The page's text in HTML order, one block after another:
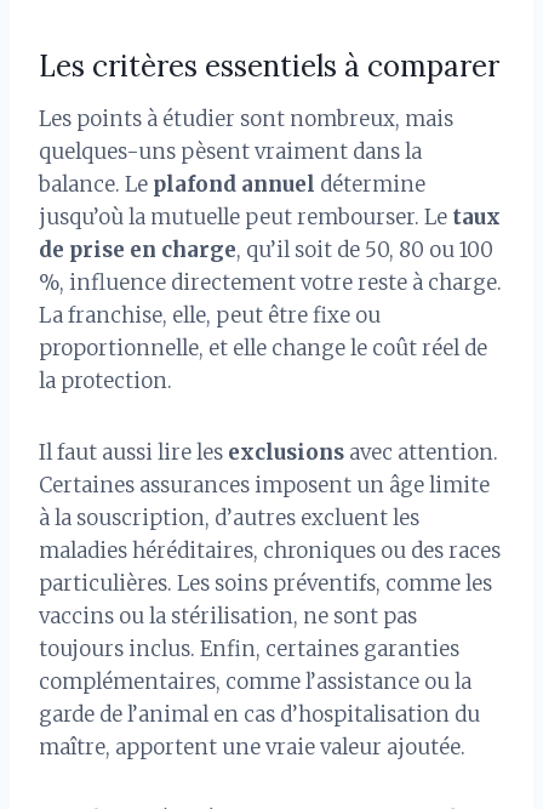
Les critères essentiels à comparer
Les points à étudier sont nombreux, mais
quelques-uns pèsent vraiment dans la
balance. Le plafond annuel détermine
jusqu’où la mutuelle peut rembourser. Le taux
de prise en charge, qu’il soit de 50, 80 ou 100
%, influence directement votre reste à charge.
La franchise, elle, peut être fixe ou
proportionnelle, et elle change le coût réel de
la protection.
Il faut aussi lire les exclusions avec attention.
Certaines assurances imposent un âge limite
à la souscription, d’autres excluent les
maladies héréditaires, chroniques ou des races
particulières. Les soins préventifs, comme les
vaccins ou la stérilisation, ne sont pas
toujours inclus. Enfin, certaines garanties
complémentaires, comme l’assistance ou la
garde de l’animal en cas d’hospitalisation du
maître, apportent une vraie valeur ajoutée.